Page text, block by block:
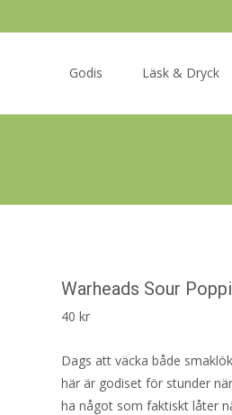
Godis Läsk & Dryck
Warheads Sour
40 kr
Dags att väcka både
här är godiset för stunder
ha något som faktiskt låter